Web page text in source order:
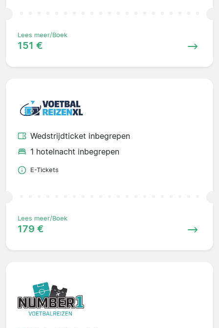
Lees meer/Boek
151 €
Wedstrijdticket inbegrepen
1 hotelnacht inbegrepen
E-Tickets
Lees meer/Boek
179 €